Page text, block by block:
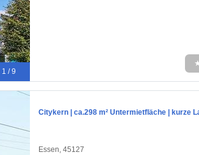
1 / 9
Citykern | ca.298 m² Untermietfläche | kurze
Essen, 45127